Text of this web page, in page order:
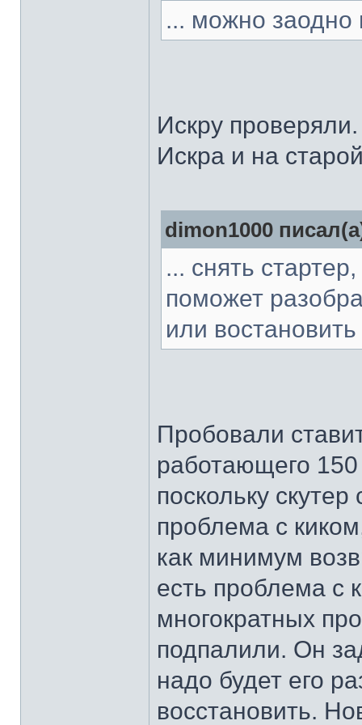
... можно заодно
Искру
Искра и на
dimon1000
... снять
поможет
или востановить
Пробовали
работающего 150
поскольку
проблема с
как минимум
есть проблема с
многократных
подпалили. Он
надо будет его
восстановить.